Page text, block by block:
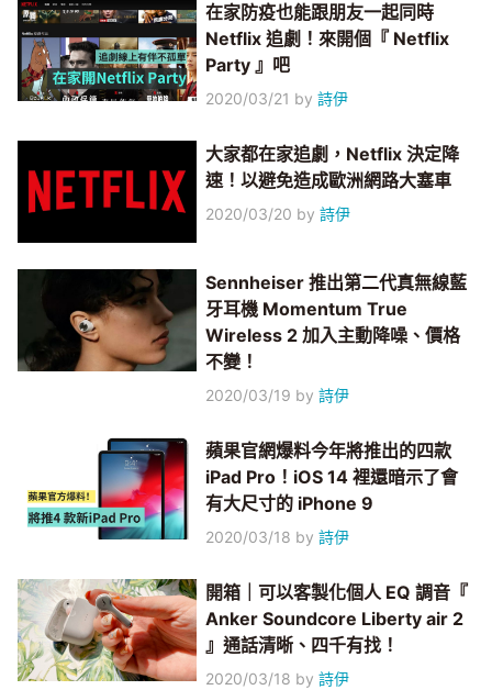
在家防疫也能跟朋友一起同時
Netflix 追劇！來開個『 Netflix
Party 』吧
2020/03/21 by詩伊
大家都在家追劇，Netflix 決定降
速！以避免造成歐洲網路大塞車
2020/03/20 by詩伊
Sennheiser 推出第二代真無線藍
牙耳機 Momentum True
Wireless 2 加入主動降噪、價格
不變！
2020/03/19 by詩伊
蘋果官網爆料今年將推出的四款
iPad Pro！iOS 14 裡還暗示了會
有大尺寸的 iPhone 9
2020/03/18 by詩伊
開箱｜可以客製化個人 EQ 調音『
Anker Soundcore Liberty air 2
』通話清晰、四千有找！
2020/03/18 by詩伊